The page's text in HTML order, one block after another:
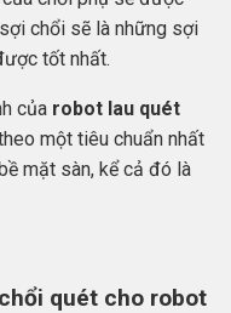
chổi sẽ là những sợi
tốt nhất.
của robot lau quét
một tiêu chuẩn nhất
mặt sàn, kể cả đó là
quét cho robot